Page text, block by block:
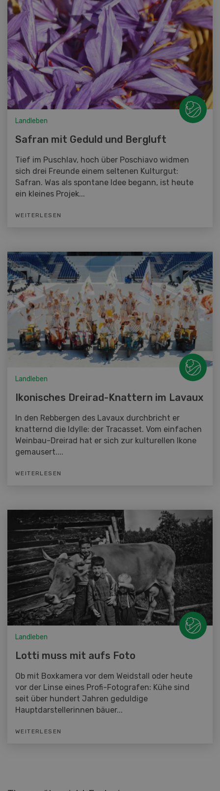
Landleben
Safran mit Geduld und Bergluft
Tief im Puschlav, hoch über Poschiavo widmen
sich drei Freunde einem seltenen Kulturgut:
Safran. Was als spontane Idee begann, ist heute
ein kleines Projek...
WEITERLESEN
Landleben
Ikonisches Dreirad-Knattern im Lavaux
In den Rebbergen des Lavaux durchbricht er
knatternd die Idylle: der Tracasset. Vom einfachen
Weinbau-Dreirad hat er sich zur kulturellen Ikone
gemausert....
WEITERLESEN
Landleben
Lotti muss mit aufs Foto
Ob mit Boxkamera vor dem Weidstall oder heute
vor der Linse eines Profi-Fotografen: Kühe sind
seit über hundert Jahren geduldige
Hauptdarstellerinnen bäuer...
WEITERLESEN